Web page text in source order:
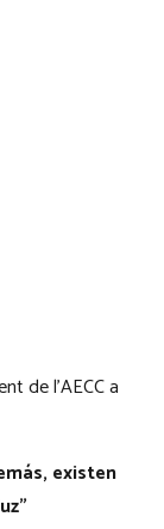
de l’AECC a
existen